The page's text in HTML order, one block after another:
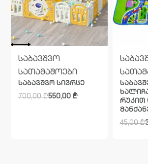
საბავშვო
სათამაშოები
საბავშვო სივრცე
700,00₾550,00 ₾
რუკით
45,00₾